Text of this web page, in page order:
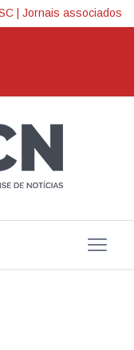
Jornais associados